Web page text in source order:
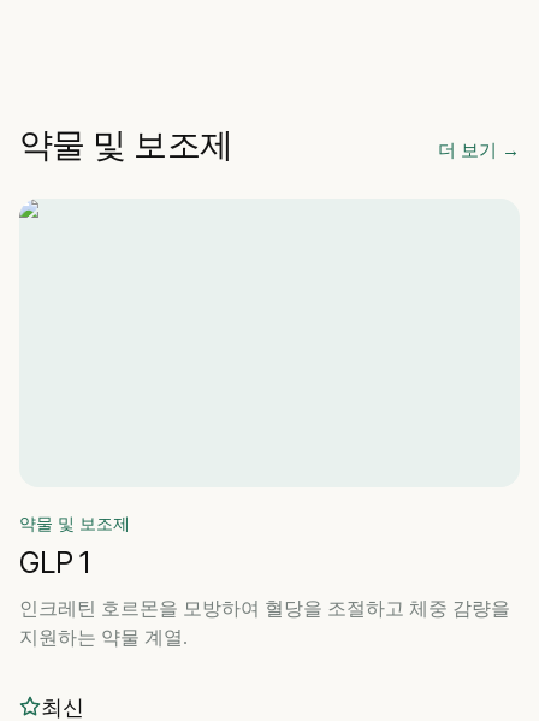
약물 및 보조제 더 보기 →
약물 및 보조제
GLP 1
인크레틴 호르몬을 모방하여 혈당을 조절하고 체중 감량을
지원하는 약물 계열.
최신